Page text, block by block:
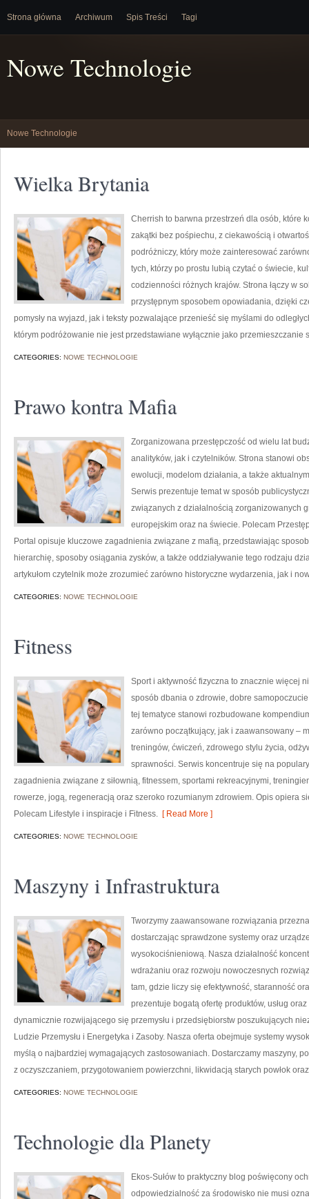
Strona główna Archiwum Spis Treści Tagi
Nowe Technologie
Nowe Technologie
Wielka Brytania
Cherrish to barwna przestrzeń dla osób, które
zakątki bez pośpiechu, z ciekawością i
podróżniczy, który może zainteresować
tych, którzy po prostu lubią czytać o świecie,
codzienności różnych krajów. Strona łączy w
przystępnym sposobem opowiadania, dzięki
pomysły na wyjazd, jak i teksty pozwalające przenieść się myślami do
którym podróżowanie nie jest przedstawiane wyłącznie jako przemieszczanie
CATEGORIES: NOWE TECHNOLOGIE
Prawo kontra Mafia
Zorganizowana przestępczość od wielu lat
analityków, jak i czytelników. Strona stanowi
ewolucji, modelom działania, a także
Serwis prezentuje temat w sposób
związanych z działalnością zorganizowanych
europejskim oraz na świecie. Polecam
Portal opisuje kluczowe zagadnienia związane z mafią, przedstawiając
hierarchię, sposoby osiągania zysków, a także oddziaływanie tego rodzaju
artykułom czytelnik może zrozumieć zarówno historyczne wydarzenia, jak i
CATEGORIES: NOWE TECHNOLOGIE
Fitness
Sport i aktywność fizyczna to znacznie więcej
sposób dbania o zdrowie, dobre
tej tematyce stanowi rozbudowane
zarówno początkujący, jak i zaawansowany –
treningów, ćwiczeń, zdrowego stylu życia,
sprawności. Serwis koncentruje się na
zagadnienia związane z siłownią, fitnessem, sportami rekreacyjnymi,
rowerze, jogą, regeneracją oraz szeroko rozumianym zdrowiem. Opis opiera
Polecam Lifestyle i inspiracje i Fitness. [ Read More ]
CATEGORIES: NOWE TECHNOLOGIE
Maszyny i Infrastruktura
Tworzymy zaawansowane rozwiązania
dostarczając sprawdzone systemy oraz
wysokociśnieniową. Nasza działalność
wdrażaniu oraz rozwoju nowoczesnych
tam, gdzie liczy się efektywność, staranność
prezentuje bogatą ofertę produktów, usług
dynamicznie rozwijającego się przemysłu i przedsiębiorstw poszukujących
Ludzie Przemysłu i Energetyka i Zasoby. Nasza oferta obejmuje systemy
myślą o najbardziej wymagających zastosowaniach. Dostarczamy maszyny,
z oczyszczaniem, przygotowaniem powierzchni, likwidacją starych powłok
CATEGORIES: NOWE TECHNOLOGIE
Technologie dla Planety
Ekos-Sułów to praktyczny blog poświęcony
odpowiedzialność za środowisko nie musi